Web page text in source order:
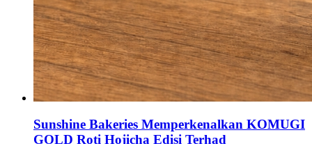
Sunshine Bakeries Memperkenalkan KOMUGI
GOLD Roti Hojicha Edisi Terhad